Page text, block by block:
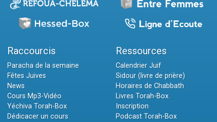
Raccourcis
Paracha de la semaine
Fêtes Juives
News
Cours Mp3-Vidéo
Yéchiva Torah-Box
Dédicacer un cours
Ressources
Calendrier Juif
Sidour (livre de prière)
Horaires de Chabbath
Livres Torah-Box
Inscription
Podcast Torah-Box